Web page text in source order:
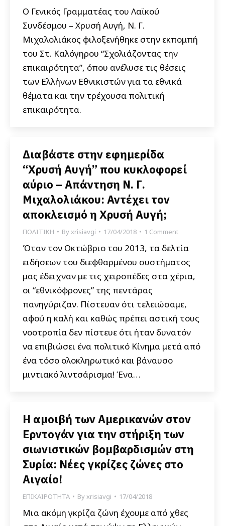
Ο Γενικός Γραμματέας του Λαϊκού
Συνδέσμου – Χρυσή Αυγή, Ν. Γ.
Μιχαλολιάκος φιλοξενήθηκε στην εκπομπή
του Στ. Καλόγηρου “Σχολιάζοντας την
επικαιρότητα”, όπου ανέλυσε τις θέσεις
των Ελλήνων Εθνικιστών για τα εθνικά
θέματα και την τρέχουσα πολιτική
επικαιρότητα.
Διαβάστε στην εφημερίδα
“Χρυσή Αυγή” που κυκλοφορεί
αύριο – Απάντηση Ν. Γ.
Μιχαλολιάκου: Αντέχει τον
αποκλεισμό η Χρυσή Αυγή;
ΠΟΛΙΤΙΚΗ Byxrisiavgi 17/04/2018 1 Comment
Όταν τον Οκτώβριο του 2013, τα δελτία
ειδήσεων του διεφθαρμένου συστήματος
μας έδειχναν με τις χειροπέδες στα χέρια,
οι “εθνικόφρονες” της πεντάρας
πανηγύριζαν. Πίστευαν ότι τελειώσαμε,
αφού η καλή και καθώς πρέπει αστική τους
νοοτροπία δεν πίστευε ότι ήταν δυνατόν
να επιβιώσει ένα πολιτικό Κίνημα μετά από
ένα τόσο ολοκληρωτικό και βάναυσο
μιντιακό λιντσάρισμα! Ένα…
Η αμοιβή των Αμερικανών στον
Ερντογάν για την στήριξη των
σιωνιστικών βομβαρδισμών στη
Συρία: Νέες γκρίζες ζώνες στο
Αιγαίο!
ΕΠΙΚΑΙΡΟΤΗΤΑ Byxrisiavgi 17/04/2018
Μια ακόμη γκρίζα ζώνη έχουμε από χθες